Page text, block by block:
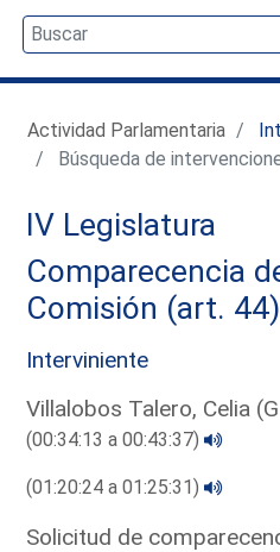
Actividad Parlamentaria
Búsqueda de
IV Legislatura
Comparecencia
Comisión (art.
Interviniente
Villalobos Talero, Celia
(00:34:13 a 00:43:37)
(01:20:24 a 01:25:31)
Solicitud de